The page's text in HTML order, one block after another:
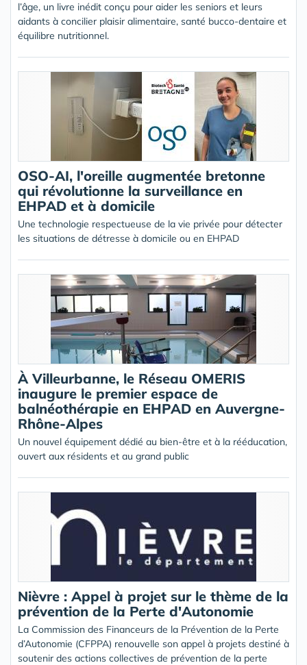
l’âge, un livre inédit conçu pour aider les seniors et leurs
aidants à concilier plaisir alimentaire, santé bucco-dentaire et
équilibre nutritionnel.
OSO-AI, l'oreille augmentée bretonne
qui révolutionne la surveillance en
EHPAD et à domicile
Une technologie respectueuse de la vie privée pour détecter
les situations de détresse à domicile ou en EHPAD
À Villeurbanne, le Réseau OMERIS
inaugure le premier espace de
balnéothérapie en EHPAD en Auvergne-
Rhône-Alpes
Un nouvel équipement dédié au bien-être et à la rééducation,
ouvert aux résidents et au grand public
Nièvre : Appel à projet sur le thème de la
prévention de la Perte d'Autonomie
La Commission des Financeurs de la Prévention de la Perte
d’Autonomie (CFPPA) renouvelle son appel à projets destiné à
soutenir des actions collectives de prévention de la perte